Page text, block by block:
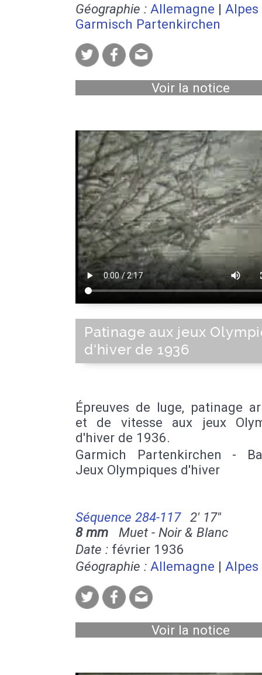
Géographie : Allemagne | Alpes
Garmisch Partenkirchen
Voir la notice
Patinage aux jeux
d'hiver de 1936
Épreuves de luge, patinage
et de vitesse aux jeux
d'hiver de 1936.
Garmich Partenkirchen -
Jeux Olympiques d'hiver
Séquence 284-117
2' 17''
8 mm Muet - Noir & Blanc
Date : février 1936
Géographie : Allemagne | Alpes
Voir la notice